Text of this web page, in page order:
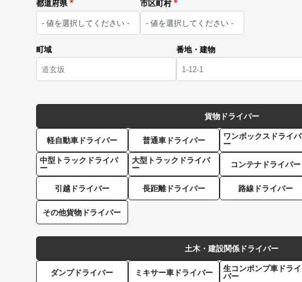
都道府県 市区町村
町域 番地・建物
貨物ドライバー
軽自動車ドライバー 普通車ドライバー
ワンボックスドライバ
ー
中型トラックドライバ
ー
大型トラックドライバ
ー
コンテナドライバー
引越ドライバー 長距離ドライバー 路線ドライバー
その他貨物ドライバー
土木・建設関係ドライバー
ダンプドライバー ミキサー車ドライバー
生コンポンプ車ドライ
バー